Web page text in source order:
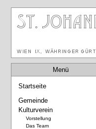
Menü
Startseite
Gemeinde
Kulturverein
Vorstellung
Das Team